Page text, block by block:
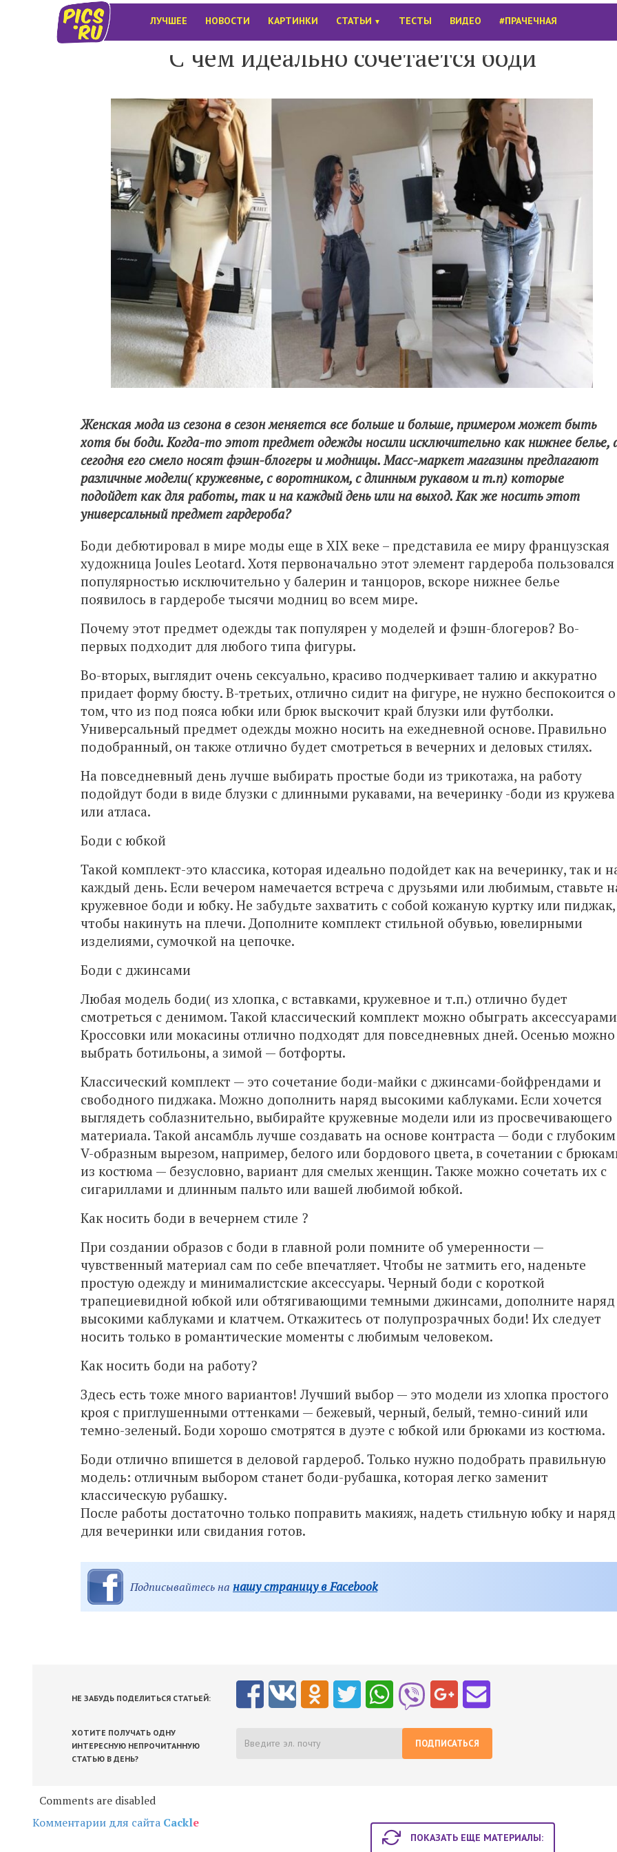
ЛУЧШЕЕ НОВОСТИ КАРТИНКИ СТАТЬИ ▼ ТЕСТЫ ВИДЕО #ПРАЧЕЧНАЯ
С чем идеально сочетается боди
Женская мода из сезона в сезон меняется все больше и больше, примером может быть
хотя бы боди. Когда-то этот предмет одежды носили исключительно как нижнее белье,
сегодня его смело носят фэшн-блогеры и модницы. Масс-маркет магазины предлагают
различные модели( кружевные, с воротником, с длинным рукавом и т.п) которые
подойдет как для работы, так и на каждый день или на выход. Как же носить этот
универсальный предмет гардероба?
Боди дебютировал в мире моды еще в XIX веке – представила ее миру французская
художница Joules Leotard. Хотя первоначально этот элемент гардероба пользовался
популярностью исключительно у балерин и танцоров, вскоре нижнее белье
появилось в гардеробе тысячи модниц во всем мире.
Почему этот предмет одежды так популярен у моделей и фэшн-блогеров? Во-
первых подходит для любого типа фигуры.
Во-вторых, выглядит очень сексуально, красиво подчеркивает талию и аккуратно
придает форму бюсту. В-третьих, отлично сидит на фигуре, не нужно беспокоится о
том, что из под пояса юбки или брюк выскочит край блузки или футболки.
Универсальный предмет одежды можно носить на ежедневной основе. Правильно
подобранный, он также отлично будет смотреться в вечерних и деловых стилях.
На повседневный день лучше выбирать простые боди из трикотажа, на работу
подойдут боди в виде блузки с длинными рукавами, на вечеринку -боди из кружева
или атласа.
Боди с юбкой
Такой комплект-это классика, которая идеально подойдет как на вечеринку, так и
каждый день. Если вечером намечается встреча с друзьями или любимым, ставьте
кружевное боди и юбку. Не забудьте захватить с собой кожаную куртку или пиджак,
чтобы накинуть на плечи. Дополните комплект стильной обувью, ювелирными
изделиями, сумочкой на цепочке.
Боди с джинсами
Любая модель боди( из хлопка, с вставками, кружевное и т.п.) отлично будет
смотреться с денимом. Такой классический комплект можно обыграть
Кроссовки или мокасины отлично подходят для повседневных дней. Осенью можно
выбрать ботильоны, а зимой — ботфорты.
Классический комплект — это сочетание боди-майки с джинсами-бойфрендами и
свободного пиджака. Можно дополнить наряд высокими каблуками. Если хочется
выглядеть соблазнительно, выбирайте кружевные модели или из просвечивающего
материала. Такой ансамбль лучше создавать на основе контраста — боди с глубоким
V-образным вырезом, например, белого или бордового цвета, в сочетании с
из костюма — безусловно, вариант для смелых женщин. Также можно сочетать их с
сигариллами и длинным пальто или вашей любимой юбкой.
Как носить боди в вечернем стиле ?
При создании образов с боди в главной роли помните об умеренности —
чувственный материал сам по себе впечатляет. Чтобы не затмить его, наденьте
простую одежду и минималистские аксессуары. Черный боди с короткой
трапециевидной юбкой или обтягивающими темными джинсами, дополните наряд
высокими каблуками и клатчем. Откажитесь от полупрозрачных боди! Их следует
носить только в романтические моменты с любимым человеком.
Как носить боди на работу?
Здесь есть тоже много вариантов! Лучший выбор — это модели из хлопка простого
кроя с приглушенными оттенками — бежевый, черный, белый, темно-синий или
темно-зеленый. Боди хорошо смотрятся в дуэте с юбкой или брюками из костюма.
Боди отлично впишется в деловой гардероб. Только нужно подобрать правильную
модель: отличным выбором станет боди-рубашка, которая легко заменит
классическую рубашку.
После работы достаточно только поправить макияж, надеть стильную юбку и наряд
для вечеринки или свидания готов.
Подписывайтесь на нашу страницу в Facebook
НЕ ЗАБУДЬ ПОДЕЛИТЬСЯ СТАТЬЕЙ:
ХОТИТЕ ПОЛУЧАТЬ ОДНУ
ИНТЕРЕСНУЮ НЕПРОЧИТАННУЮ
СТАТЬЮ В ДЕНЬ?
ПОДПИСАТЬСЯ
Comments are disabled
Комментарии для сайта Cackle
ПОКАЗАТЬ ЕЩЕ МАТЕРИАЛЫ: